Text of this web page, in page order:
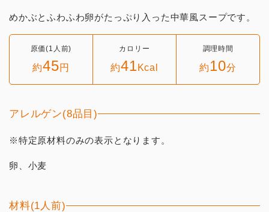
めかぶとふわふわ卵がたっぷり入った中華風スープです。
原価(1人前)
約45円
カロリー
約41Kcal
調理時間
約10分
アレルゲン(8品目)
※特定原材料のみの表示となります。
卵、小麦
材料(1人前)